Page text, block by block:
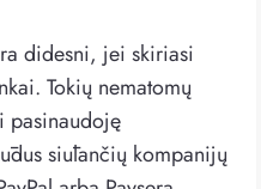
didesni, jei skiriasi
Tokių nematomų
pasinaudoję
siūlančių kompanijų